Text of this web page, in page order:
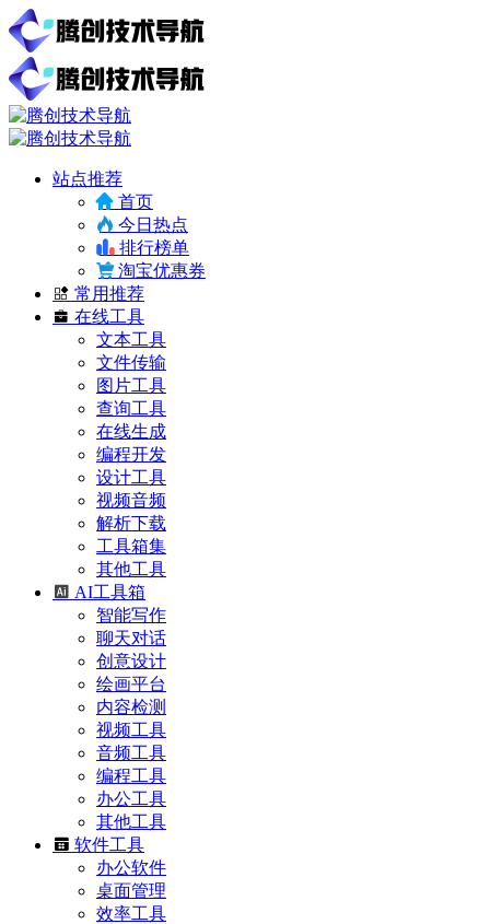
站点推荐
首页
今日热点
排行榜单
淘宝优惠券
常用推荐
在线工具
文本工具
文件传输
图片工具
查询工具
在线生成
编程开发
设计工具
视频音频
解析下载
工具箱集
其他工具
AI工具箱
智能写作
聊天对话
创意设计
绘画平台
内容检测
视频工具
音频工具
编程工具
办公工具
其他工具
软件工具
办公软件
桌面管理
效率工具